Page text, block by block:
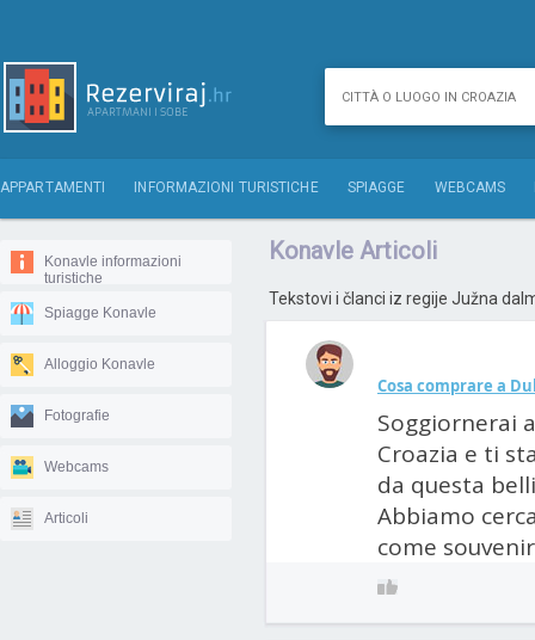
APPARTAMENTI INFORMAZIONI TURISTICHE SPIAGGE WEBCAMS
Konavle informazioni
turistiche
Spiagge Konavle
Alloggio Konavle
Fotografie
Webcams
Articoli
Konavle Articoli
Tekstovi i članci iz regije Južna
Cosa comprare a
Soggiornerai
Croazia e ti
da questa
Abbiamo
come